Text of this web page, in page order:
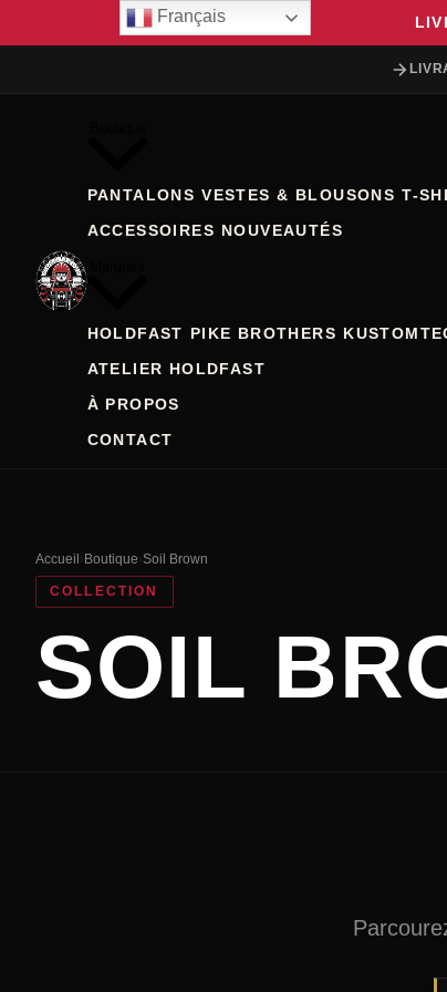
PANTALONS VESTES & BLOUSONS T-
ACCESSOIRES NOUVEAUTÉS
HOLDFAST PIKE BROTHERS
ATELIER HOLDFAST
À PROPOS
CONTACT
Accueil Boutique Soil Brown
COLLECTION
SOIL
Français